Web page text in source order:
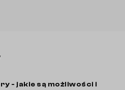
- jakie są możliwości i